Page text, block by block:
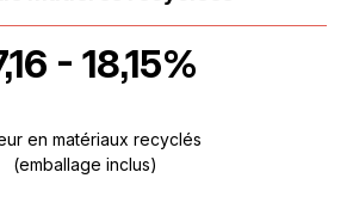
- 18,15%
en matériaux recyclés
(emballage inclus)